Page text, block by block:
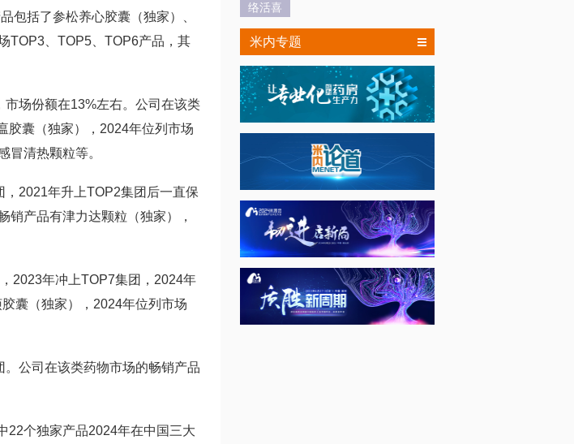
包括了参松养心胶囊（独家）、
TOP3、TOP5、TOP6产品，其
市场份额在13%左右。公司在该类
胶囊（独家），2024年位列市场
冒清热颗粒等。
，2021年升上TOP2集团 后一直保
销产品有津力达颗粒（独家），
2023年冲上TOP7集团， 2024年
囊（独家），2024年位列市场
公司在该类药物市场的畅销产品
22个独家产品2024年在中国三大
络活喜
米内专题